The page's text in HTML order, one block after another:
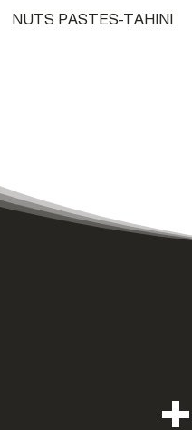
NUTS PASTES-TAHINI